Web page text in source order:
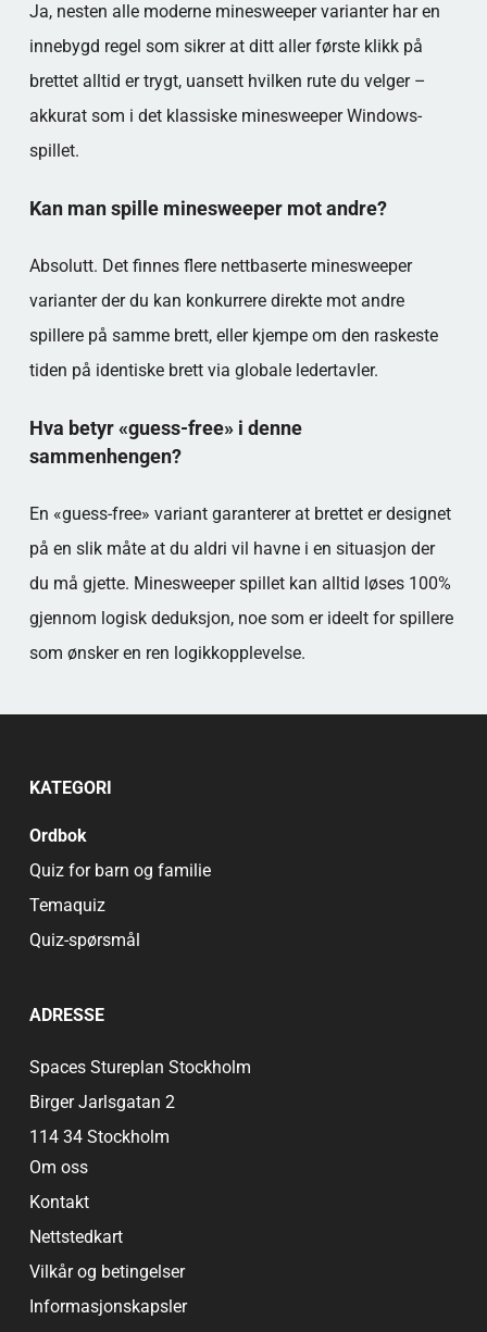
Ja, nesten alle moderne minesweeper varianter har en
innebygd regel som sikrer at ditt aller første klikk på
brettet alltid er trygt, uansett hvilken rute du velger –
akkurat som i det klassiske minesweeper Windows-
spillet.
Kan man spille minesweeper mot andre?
Absolutt. Det finnes flere nettbaserte minesweeper
varianter der du kan konkurrere direkte mot andre
spillere på samme brett, eller kjempe om den raskeste
tiden på identiske brett via globale ledertavler.
Hva betyr «guess-free» i denne
sammenhengen?
En «guess-free» variant garanterer at brettet er designet
på en slik måte at du aldri vil havne i en situasjon der
du må gjette. Minesweeper spillet kan alltid løses 100%
gjennom logisk deduksjon, noe som er ideelt for spillere
som ønsker en ren logikkopplevelse.
KATEGORI
Ordbok
Quiz for barn og familie
Temaquiz
Quiz-spørsmål
ADRESSE
Spaces Stureplan Stockholm
Birger Jarlsgatan 2
114 34 Stockholm
Om oss
Kontakt
Nettstedkart
Vilkår og betingelser
Informasjonskapsler